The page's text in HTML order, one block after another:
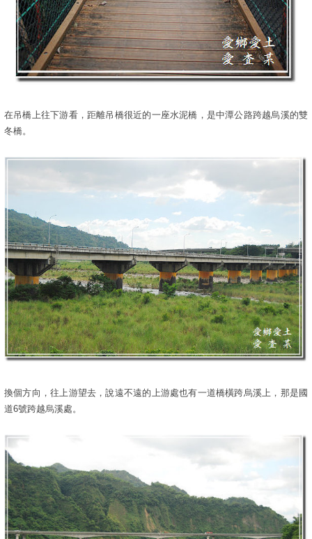
在吊橋上往下游看，距離吊橋很近的一座水泥橋，是中潭公路跨越烏溪的雙
冬橋。
換個方向，往上游望去，說遠不遠的上游處也有一道橋橫跨烏溪上，那是國
道6號跨越烏溪處。